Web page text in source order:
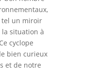
tel un miroir
la situation à
cyclope
bien curieux
et de notre